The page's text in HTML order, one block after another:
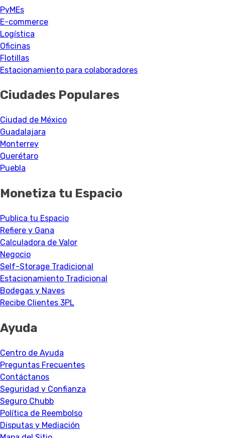
PyMEs
E-commerce
Logística
Oficinas
Flotillas
Estacionamiento para colaboradores
Ciudades Populares
Ciudad de México
Guadalajara
Monterrey
Querétaro
Puebla
Monetiza tu Espacio
Publica tu Espacio
Refiere y Gana
Calculadora de Valor
Negocio
Self-Storage Tradicional
Estacionamiento Tradicional
Bodegas y Naves
Recibe Clientes 3PL
Ayuda
Centro de Ayuda
Preguntas Frecuentes
Contáctanos
Seguridad y Confianza
Seguro Chubb
Política de Reembolso
Disputas y Mediación